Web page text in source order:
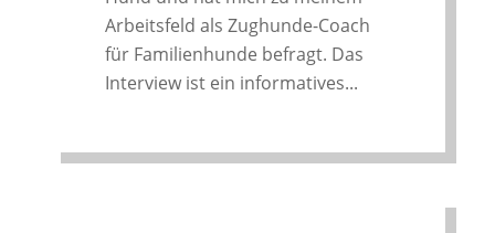
Arbeitsfeld als Zughunde-Coach
für Familienhunde befragt. Das
Interview ist ein informatives...